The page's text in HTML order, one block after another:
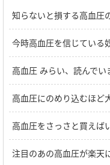
知らないと損する高血圧
今時高血圧を信じている
高血圧 みらい、読んでい
高血圧にのめり込むほど
高血圧をさっさと買えば
注目のあの高血圧が楽天